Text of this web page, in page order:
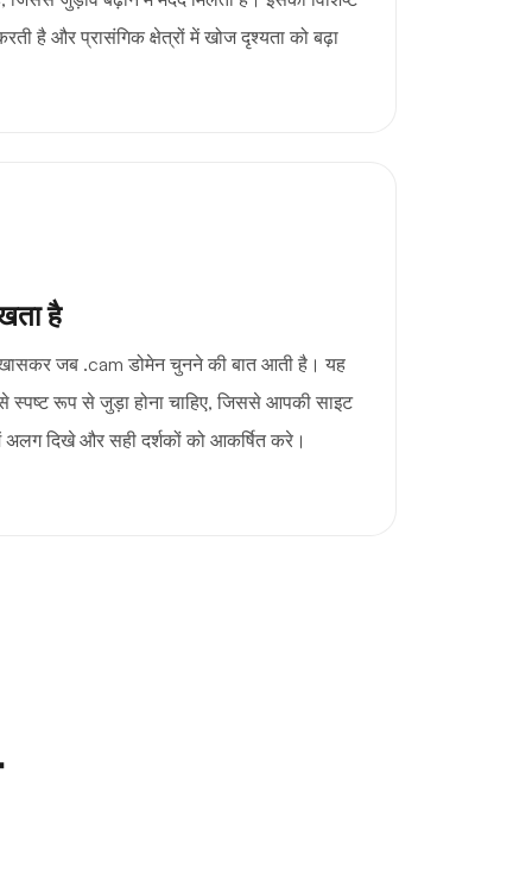
है और प्रासंगिक क्षेत्रों में खोज दृश्यता को बढ़ा
है
जब .cam डोमेन चुनने की बात आती है। यह
स्पष्ट रूप से जुड़ा होना चाहिए, जिससे आपकी साइट
दिखे और सही दर्शकों को आकर्षित करे।